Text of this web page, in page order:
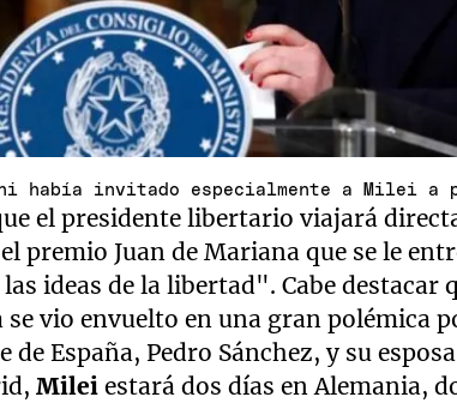
había invitado especialmente a Milei
el presidente libertario viajará
premio Juan de Mariana que se le
ideas de la libertad". Cabe destacar
se vio envuelto en una gran polémica
de España, Pedro Sánchez, y su
Milei estará dos días en Alemania,